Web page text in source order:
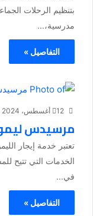
مدرسية،...
التفاصيل »
12 أغسطس، 2024
مرسيدس
الخدمات التي تتيح
في...
التفاصيل »